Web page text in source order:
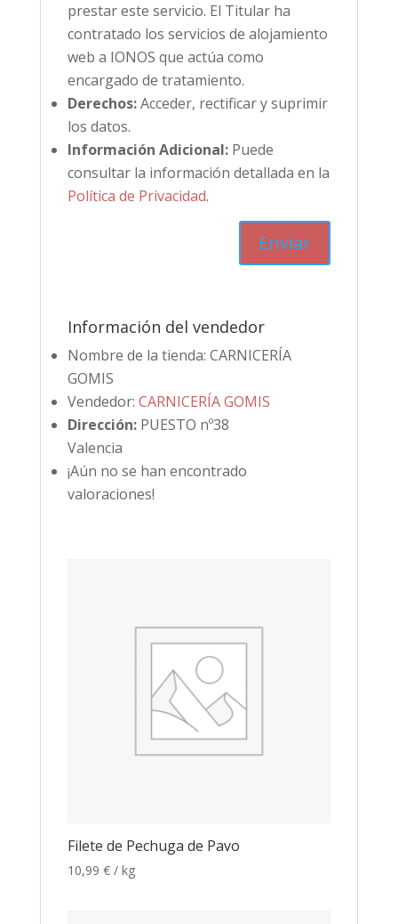
prestar este servicio. El Titular ha
contratado los servicios de alojamiento
web a IONOS que actúa como
encargado de tratamiento.
Derechos:Acceder, rectificar y suprimir
los datos.
Información Adicional:Puede
consultar la información detallada en la
Política de Privacidad.
Información del vendedor
Nombre de la tienda: CARNICERÍA
GOMIS
Vendedor: CARNICERÍA GOMIS
Dirección: PUESTO nº38
Valencia
¡Aún no se han encontrado
valoraciones!
Filete de Pechuga de Pavo
10,99 € / kg